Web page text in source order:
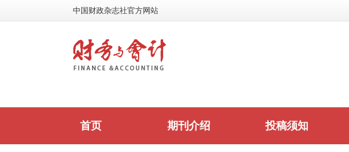
中国财政杂志社官方网站
首页 期刊介绍 投稿须知